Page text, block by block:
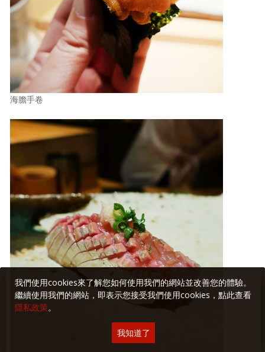
海膽手卷
我們使用cookies來了解您如何使用我們的網站並改善您的體驗。
繼續使用我們的網站，即表示您接受我們使用cookies，點此查看
隱私政策。
我知道了